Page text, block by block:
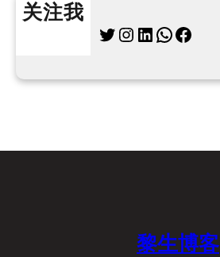
关注我
Twitter Instagram LinkedIn WhatsApp Facebook
黎生博客